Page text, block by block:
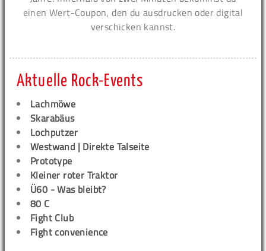
einen Wert-Coupon, den du ausdrucken oder digital
verschicken kannst.
Aktuelle Rock-Events
Lachmöwe
Skarabäus
Lochputzer
Westwand | Direkte Talseite
Prototype
Kleiner roter Traktor
Ü60 - Was bleibt?
80 C
Fight Club
Fight convenience